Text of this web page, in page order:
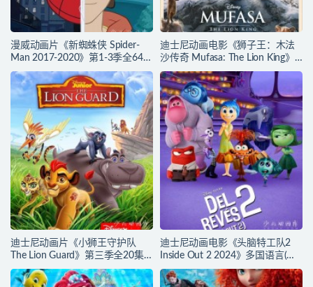
漫威动画片《新蜘蛛侠 Spider-
Man 2017-2020》第1-3季全64集
多国语言(含国语)+多国字幕(含中
文) 官方纯净收藏版
720P/MKV/27.9G 动画片蜘蛛侠
下载
迪士尼动画电影《狮子王：木法
沙传奇 Mufasa: The Lion King》
多国语言(含国语)+多国字幕(含中
文) 官方纯净收藏版
720P/MKV/6.61G 动画片下载
迪士尼动画片《小狮王守护队
The Lion Guard》第三季全20集
多国语言(含国语)+多国字幕(含中
文) 官方纯净收藏版
迪士尼动画电影《头脑特工队2
Inside Out 2 2024》多国语言(含
国语)+多国字幕(含中文) 官方纯净
收藏版 720P/MKV/4.75G 动画片